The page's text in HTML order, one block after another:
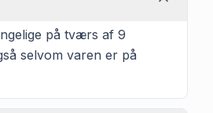
på tværs af 9
selvom varen er på